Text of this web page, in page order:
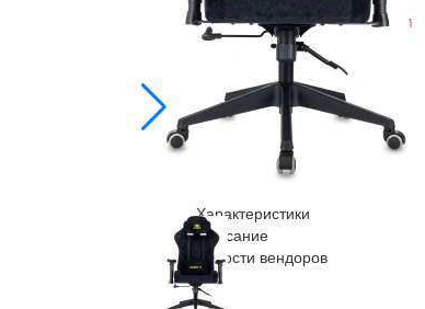
Купить оптом b2b.merlion.com
Сохранить PDF Отложить
Характеристики
Описание
Новости вендоров